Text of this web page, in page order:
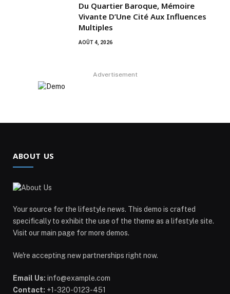
Du Quartier Baroque, Mémoire
Vivante D’Une Cité Aux Influences
Multiples
AOÛT 4, 2026
Advertisement
ABOUT US
Your source for the lifestyle news. This demo is crafted
specifically to exhibit the use of the theme as a lifestyle site.
Visit our main page for more demos.
We're accepting new partnerships right now.
Email Us: info@example.com
Contact: +1-320-0123-451